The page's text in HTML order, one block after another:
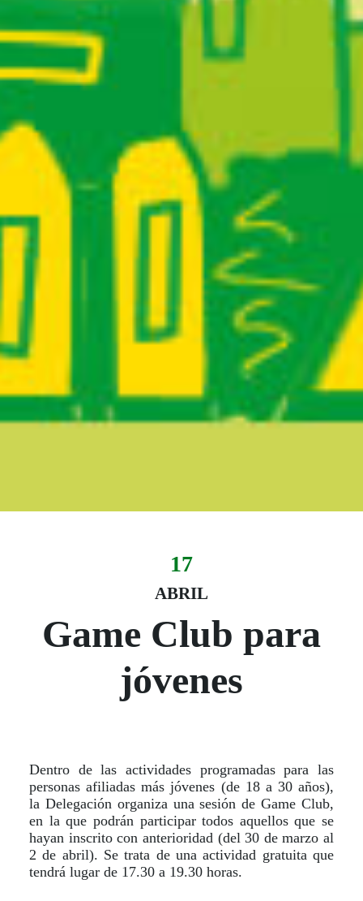
Fecha del evento
17
ABRIL
17 abril
Game Club para
jóvenes
Dentro de las actividades programadas para las
personas afiliadas más jóvenes (de 18 a 30 años),
la Delegación organiza una sesión de Game Club,
en la que podrán participar todos aquellos que se
hayan inscrito con anterioridad (del 30 de marzo al
2 de abril). Se trata de una actividad gratuita que
tendrá lugar de 17.30 a 19.30 horas.